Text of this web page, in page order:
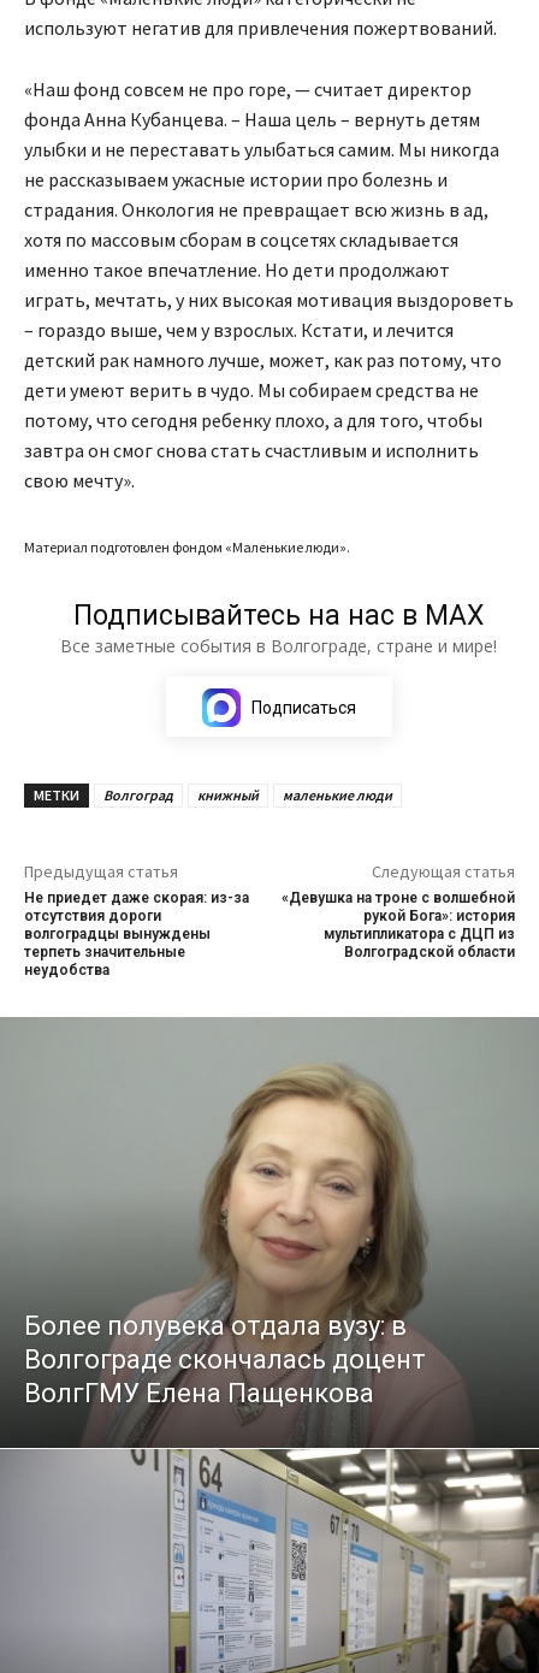
используют негатив для привлечения пожертвований.
«Наш фонд совсем не про горе, — считает директор
фонда Анна Кубанцева. – Наша цель – вернуть детям
улыбки и не переставать улыбаться самим. Мы никогда
не рассказываем ужасные истории про болезнь и
страдания. Онкология не превращает всю жизнь в ад,
хотя по массовым сборам в соцсетях складывается
именно такое впечатление. Но дети продолжают
играть, мечтать, у них высокая мотивация выздороветь
– гораздо выше, чем у взрослых. Кстати, и лечится
детский рак намного лучше, может, как раз потому, что
дети умеют верить в чудо. Мы собираем средства не
потому, что сегодня ребенку плохо, а для того, чтобы
завтра он смог снова стать счастливым и исполнить
свою мечту».
Материал подготовлен фондом «Маленькие люди».
Подписывайтесь на нас в МАХ
Все заметные события в Волгограде, стране и мире!
Подписаться
МЕТКИ Волгоград книжный маленькие люди
Предыдущая статья
Не приедет даже скорая: из-за
отсутствия дороги
волгоградцы вынуждены
терпеть значительные
неудобства
Следующая статья
«Девушка на троне с волшебной
рукой Бога»: история
мультипликатора с ДЦП из
Волгоградской области
Более полувека отдала вузу: в
Волгограде скончалась доцент
ВолгГМУ Елена Пащенкова